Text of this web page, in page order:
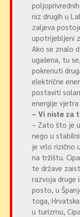
niz drugih u
zaljeva
upotrijebljeni
Ako se znalo
ugašena, tu
pokrenuti
električne
postaviti
energije
– Vi niste za
– Zato što je
nego u
je vrlo rizično
na tržištu.
te države
razvoja druge
posto, u
toga,
u turizmu,